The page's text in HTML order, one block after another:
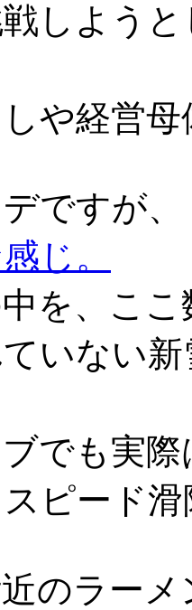
しよう
や経営母
ですが、
じ。
を、こ
いない
でも実
ピード
のラー